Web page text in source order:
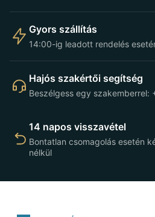
Gyors szállítás
14:00-ig leadott rendelés
Hajós szakértői segítség
Beszélgess egy
14 napos visszavétel
Bontatlan csomagolás esetén
nélkül